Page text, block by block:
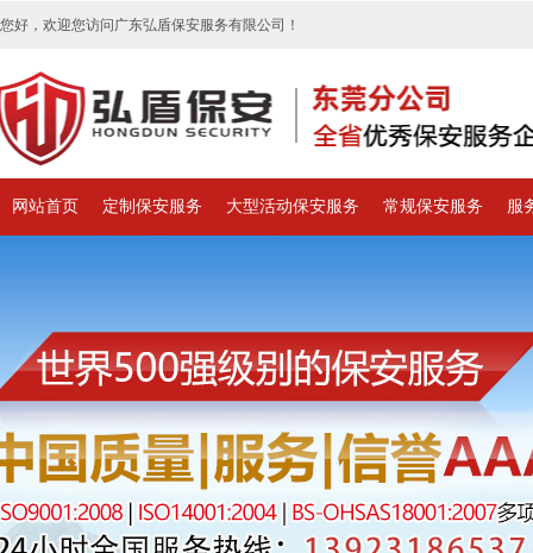
您好，欢迎您访问广东弘盾保安服务有限公司！
网站首页 定制保安服务 大型活动保安服务 常规保安服务 服